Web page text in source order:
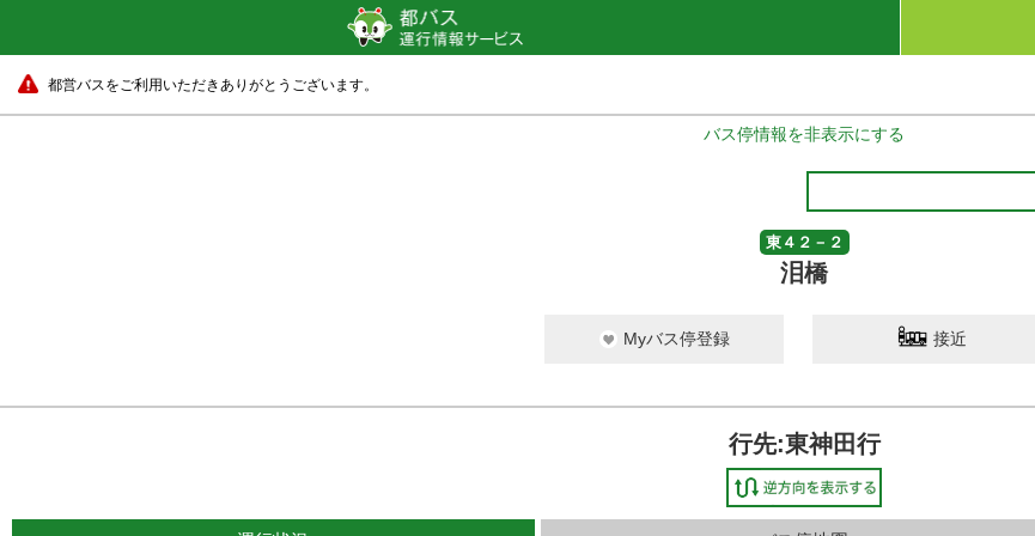
都営バスをご利用いただきありがとうございます。
バス停情報を非表示にする
東４２－２
泪橋
Myバス停登録 接近
行先:東神田行